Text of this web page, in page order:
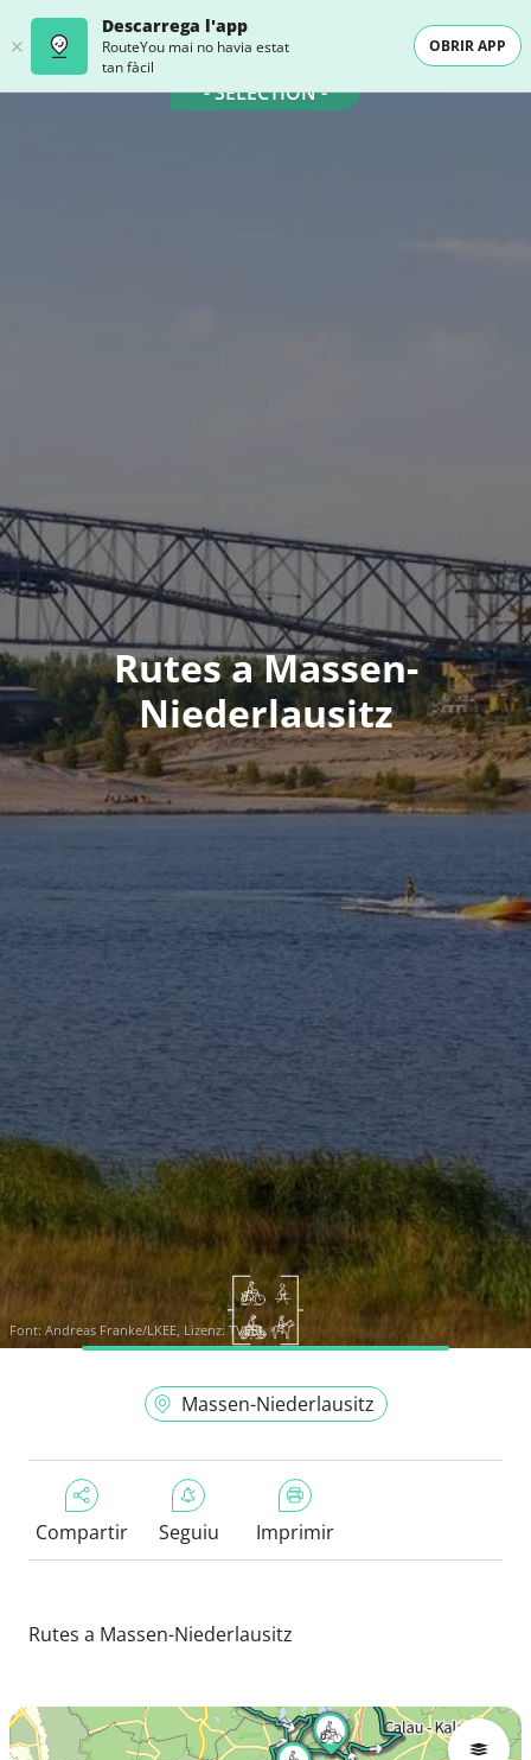
Descarrega l'app
RouteYou mai no havia estat
tan fàcil
OBRIR APP
- SELECTION -
Rutes a Massen-
Niederlausitz
Font: Andreas Franke/LKEE, Lizenz: TVEEL
Massen-Niederlausitz
Compartir Seguiu Imprimir
Rutes a Massen-Niederlausitz